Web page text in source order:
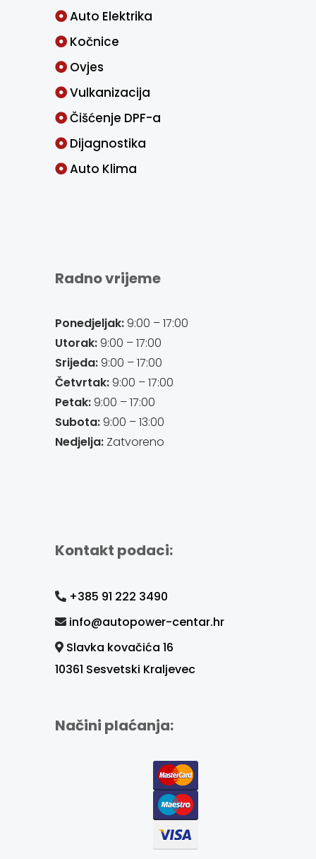
Auto Elektrika
Kočnice
Ovjes
Vulkanizacija
Čišćenje DPF-a
Dijagnostika
Auto Klima
Radno vrijeme
Ponedjeljak:9:00 – 17:00
Utorak:9:00 – 17:00
Srijeda:9:00 – 17:00
Četvrtak:9:00 – 17:00
Petak:9:00 – 17:00
Subota:9:00 – 13:00
Nedjelja:Zatvoreno
Kontakt podaci:
+385 91 222 3490
info@autopower-centar.hr
Slavka kovačića 16
10361 Sesvetski Kraljevec
Načini plaćanja: